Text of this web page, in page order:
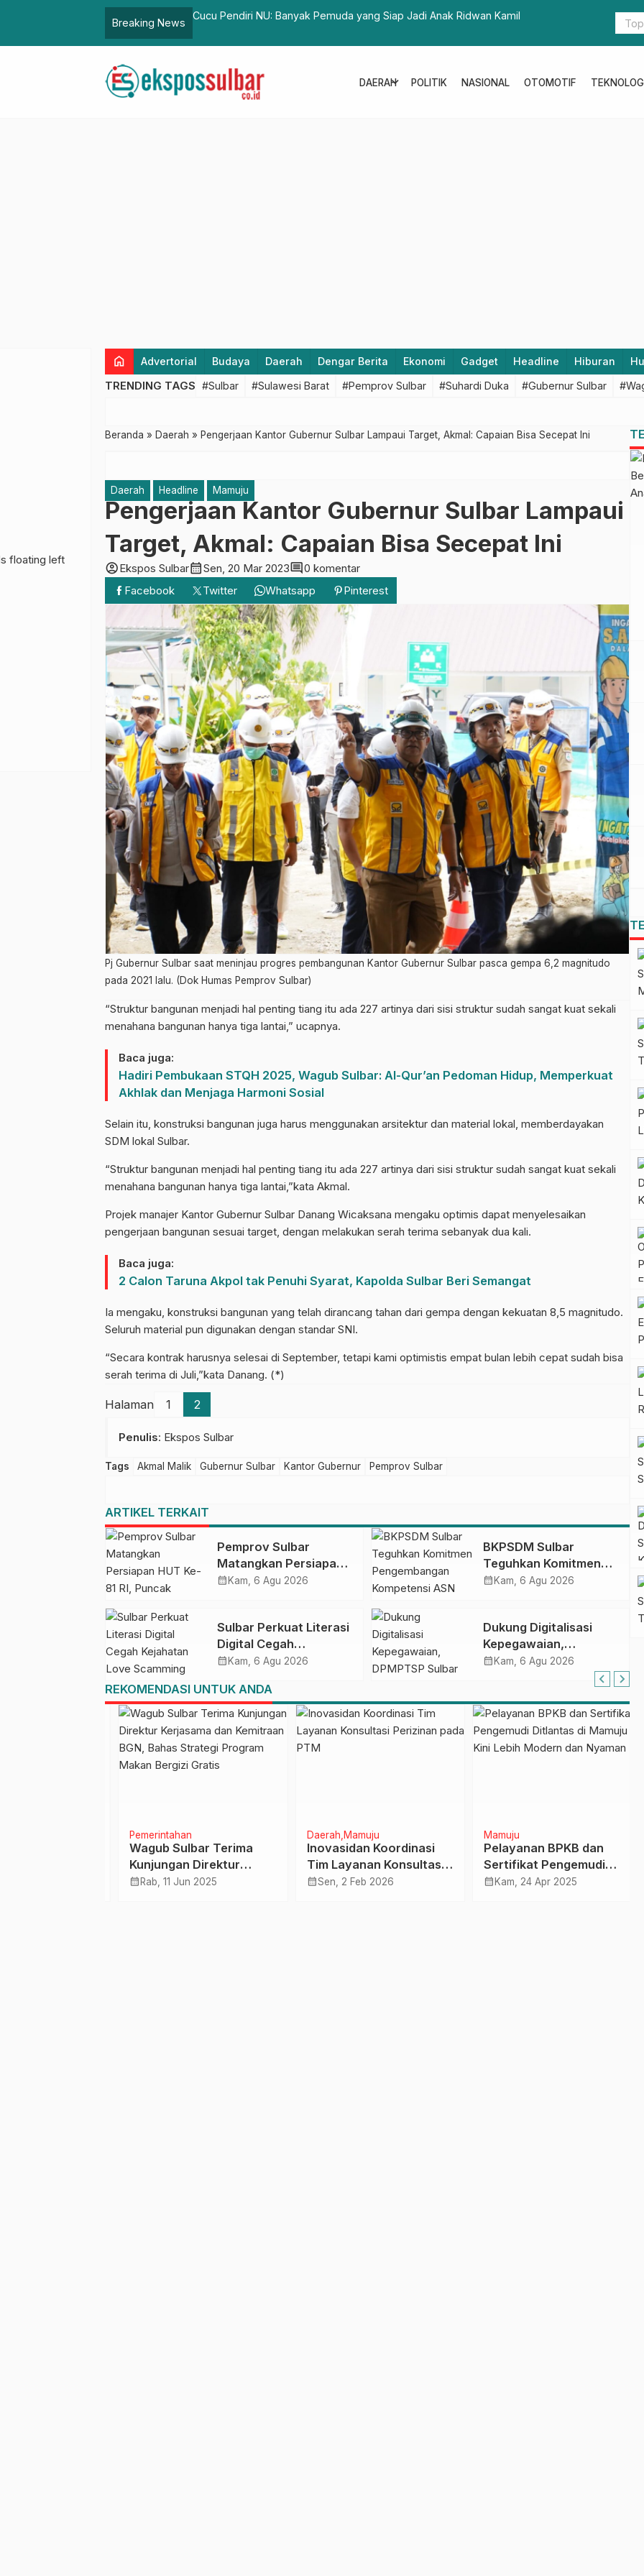
Breaking News
Pemkab-DPRD Pasangkayu Sepakati RAPBDP 2021
DAERAH
expand_more POLITIK NASIONAL OTOMOTIF
home Advertorial Budaya Daerah Dengar Berita Ekonomi Gadget Headline Hiburan
TRENDING TAGS #Sulbar #Sulawesi Barat #Pemprov Sulbar #Suhardi Duka #Gubernur Sulbar
Beranda » Daerah » Pengerjaan Kantor Gubernur Sulbar Lampaui Target, Akmal: Capaian Bisa Secepat Ini
Daerah Headline Mamuju
Pengerjaan Kantor Gubernur Sulbar Lampaui
Target, Akmal: Capaian Bisa Secepat Ini
account_circleEkspos Sulbarcalendar_monthSen, 20 Mar 2023comment0 komentar
Facebook
Twitter Whatsapp Pinterest
Pj Gubernur Sulbar saat meninjau progres pembangunan Kantor Gubernur Sulbar pasca gempa 6,2 magnitudo
pada 2021 lalu. (Dok Humas Pemprov Sulbar)
“Struktur bangunan menjadi hal penting tiang itu ada 227 artinya dari sisi struktur sudah sangat kuat sekali
menahana bangunan hanya tiga lantai,” ucapnya.
Baca juga:
Hadiri Pembukaan STQH 2025, Wagub Sulbar: Al-Qur’an Pedoman Hidup, Memperkuat
Akhlak dan Menjaga Harmoni Sosial
Selain itu, konstruksi bangunan juga harus menggunakan arsitektur dan material lokal, memberdayakan
SDM lokal Sulbar.
“Struktur bangunan menjadi hal penting tiang itu ada 227 artinya dari sisi struktur sudah sangat kuat sekali
menahana bangunan hanya tiga lantai,”kata Akmal.
Projek manajer Kantor Gubernur Sulbar Danang Wicaksana mengaku optimis dapat menyelesaikan
pengerjaan bangunan sesuai target, dengan melakukan serah terima sebanyak dua kali.
Baca juga:
2 Calon Taruna Akpol tak Penuhi Syarat, Kapolda Sulbar Beri Semangat
Ia mengaku, konstruksi bangunan yang telah dirancang tahan dari gempa dengan kekuatan 8,5 magnitudo.
Seluruh material pun digunakan dengan standar SNI.
“Secara kontrak harusnya selesai di September, tetapi kami optimistis empat bulan lebih cepat sudah bisa
serah terima di Juli,”kata Danang. (*)
Halaman 1 2
Penulis: Ekspos Sulbar
Tags Akmal Malik Gubernur Sulbar Kantor Gubernur Pemprov Sulbar
ARTIKEL TERKAIT
Pemprov Sulbar
Matangkan Persiapan
HUT Ke-81 RI, Puncak
calendar_month Kam, 6 Agu 2026
BKPSDM Sulbar
Teguhkan Komitmen
Pengembangan
Penandatanganan
Perjanjian Tugas
Belajar 2026
calendar_month Kam, 6 Agu 2026
Sulbar Perkuat Literasi
Digital Cegah
Kejahatan Love
calendar_month Kam, 6 Agu 2026
Dukung Digitalisasi
Kepegawaian,
DPMPTSP Sulbar Siap
calendar_month Kam, 6 Agu 2026
REKOMENDASI UNTUK ANDA
Pemerintahan
Wagub Sulbar Terima
Kunjungan Direktur
Kerjasama dan Kemitraan
Rab, 11 Jun 2025
Daerah Mamuju
Inovasidan Koordinasi
Tim Layanan Konsultasi
Perizinan pada PTM
Sen, 2 Feb 2026
Mamuju
Pelayanan BPKB dan
Sertifikat Pengemudi
Ditlantas di Mamuju Kini
Kam, 24 Apr 2025